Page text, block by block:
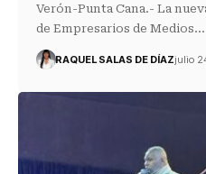
Verón-Punta Cana.- La
de Empresarios de Medios…
RAQUEL SALAS DE DÍAZjulio